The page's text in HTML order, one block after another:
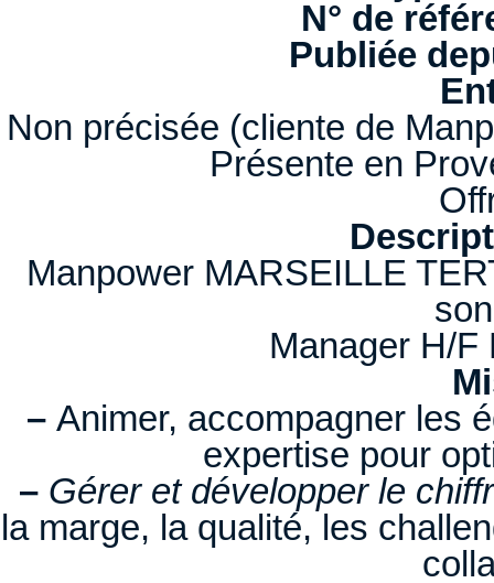
N° de
Publiée
Non précisée (cliente de
Présente en
Manpower MARSEILLE
Manager H/F
– Animer, accompagner les
expertise pour
– Gérer et développer le
la marge, la qualité, les